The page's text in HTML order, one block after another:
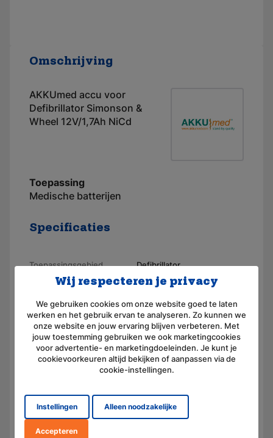
Omschrijving
AKKUmed accu voor
Defibrillator Simonson &
Wheel 12V/1,7Ah NiCd
Toepassing
Medische batterijen
Specificaties
Toepassingsgebied Defibrillator
AKKUmed
Geschikt voor merk Simonson & Wheel
Artikelnummer 110086-A
Voltage (V) 12,0
1700
Chemie Nikkel-cadmium
Afmeting
(L) 95.0 mm x (B) 32.0 mm x
Wij respecteren je privacy
We gebruiken cookies om onze website goed te laten
werken en het gebruik ervan te analyseren. Zo kunnen we
onze website en jouw ervaring blijven verbeteren. Met
jouw toestemming gebruiken we ook marketingcookies
voor advertentie- en marketingdoeleinden. Je kunt je
cookievoorkeuren altijd bekijken of aanpassen via de
cookie-instellingen.
Instellingen Alleen noodzakelijke
Accepteren